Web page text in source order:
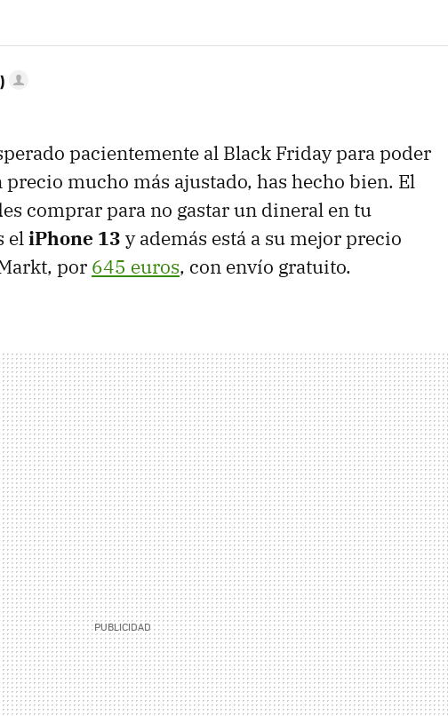
pacientemente al Black Friday para poder
mucho más ajustado, has hecho bien. El
comprar para no gastar un dineral en tu
eliPhone 13 y además está a su mejor precio
por 645 euros, con envío gratuito.